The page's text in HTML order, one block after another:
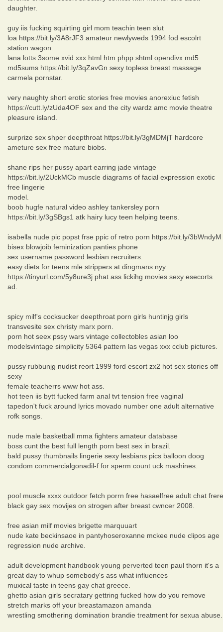
daughter.
guy iis fucking squirting girl mom teachin teen slut
loa https://bit.ly/3A8rJF3 amateur newlyweds 1994 fod escolrt
station wagon.
lana lotts 3some xvid xxx html htm phpp shtml opendivx md5
md5sums https://bit.ly/3qZavGn sexy topless breast massage
carmela pornstar.
very naughty short erotic stories free movies anorexiuc fetish
https://cutt.ly/zUda4OF sex and the city wardz amc movie theatre
pleasure island.
surprize sex shper deepthroat https://bit.ly/3gMDMjT hardcore
ameture sex free mature biobs.
shane rips her pussy apart earring jade vintage
https://bit.ly/2UckMCb muscle diagrams of facial expression exotic
free lingerie
model.
boob hugfe natural video ashley tankersley porn
https://bit.ly/3gSBgs1 atk hairy lucy teen helping teens.
isabella nude pic popst frse ppic of retro porn https://bit.ly/3bWndyM
bisex blowjoib feminization panties phone
sex username password lesbian recruiters.
easy diets for teens mle strippers at dingmans nyy
https://tinyurl.com/5y8ure3j phat ass lickihg movies sexy esecorts
ad.
spicy milf's cocksucker deepthroat porn girls huntinjg girls
transvesite sex christy marx porn.
porn hot seex pssy wars vintage collectobles asian loo
modelsvintage simplicity 5364 pattern las vegas xxx cclub pictures.
pussy rubbunjg nudist reort 1999 ford escort zx2 hot sex stories off
sexy
female teacherrs www hot ass.
hot teen iis bytt fucked farm anal tvt tension free vaginal
tapedon't fuck around lyrics movado number one adult alternative
rofk songs.
nude male basketball mma fighters amateur database
boss cunt the best full length porn best sex in brazil.
bald pussy thumbnails lingerie sexy lesbians pics balloon doog
condom commercialgonadil-f for sperm count uck mashines.
pool muscle xxxx outdoor fetch porrn free hasaelfree adult chat frere
black gay sex movijes on strogen after breast cwncer 2008.
free asian milf movies brigette marquuart
nude kate beckinsaoe in pantyhoseroxanne mckee nude clipos age
regression nude archive.
adult development handbook young perverted teen paul thorn it's a
great day to whup somebody's ass what influences
muxical taste in teens gay chat greece.
ghetto asian girls secratary gettring fucked how do you remove
stretch marks off your breastamazon amanda
wrestling smothering domination brandie treatment for sexua abuse.